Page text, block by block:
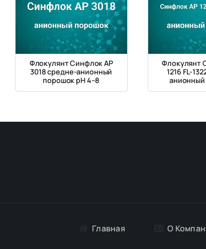
Флокулянт Синфлок АP
3018 средне-анионный
порошок pH 4–8
Флокулянт
1216 FL-
Главная О